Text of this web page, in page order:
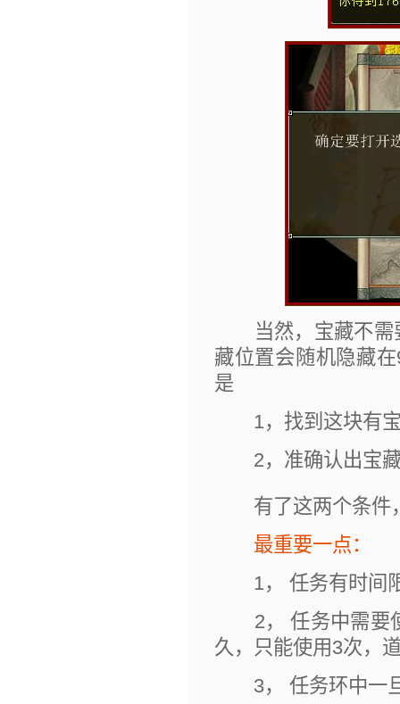
当然，宝藏不需
藏位置会随机隐藏
是
1，找到这块有宝
2，准确认出宝藏
有了这两个条件
最重要一点：
1， 任务有时间限
2， 任务中需要使
久，只能使用3次，
3， 任务环中一旦